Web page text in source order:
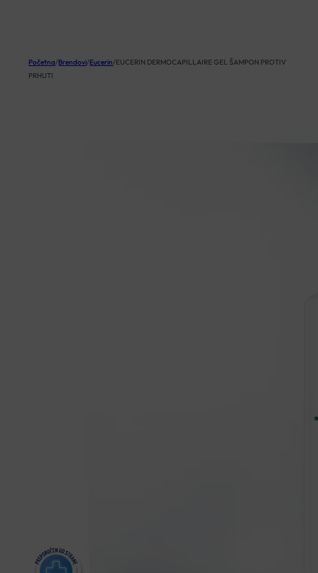
Početna/Brendovi/Eucerin/EUCERIN DERMOCAPILLAIRE GEL ŠAMPON PROTIV
PRHUTI